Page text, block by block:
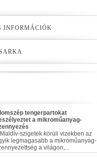
INFORMÁCIÓK
tengerpartokat
a mikroműanyag-
szigetek körüli vizekben az
legmagasabb a mikroműanyag-
a világon,...